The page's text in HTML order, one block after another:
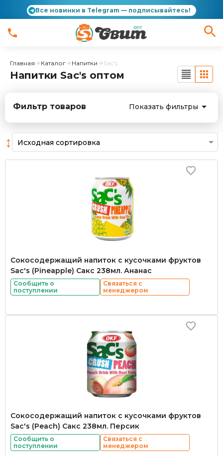
Все новинки в Telegram — подписывайтесь!
Главная Каталог Напитки Sac's
Напитки Sac's оптом
Фильтр товаров Показать фильтры
↕
Сокосодержащий напиток с кусочками фруктов
Sac's (Pineapple) Сакс 238мл. Ананас
Сообщить о
поступлении
Связаться с
менеджером
Сокосодержащий напиток с кусочками фруктов
Sac's (Peach) Сакс 238мл. Персик
Сообщить о
поступлении
Связаться с
менеджером